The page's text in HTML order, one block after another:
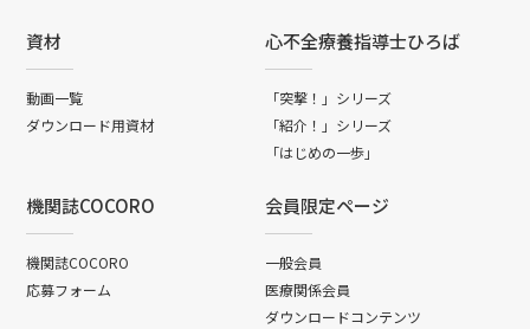
資材
動画一覧
ダウンロード用資材
心不全療養指導士ひろば
「突撃！」シリーズ
「紹介！」シリーズ
「はじめの一歩」
機関誌COCORO
機関誌COCORO
応募フォーム
会員限定ページ
一般会員
医療関係会員
ダウンロードコンテンツ